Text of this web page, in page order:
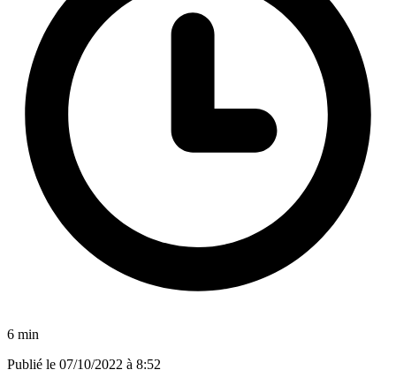
6 min
Publié le 07/10/2022 à 8:52